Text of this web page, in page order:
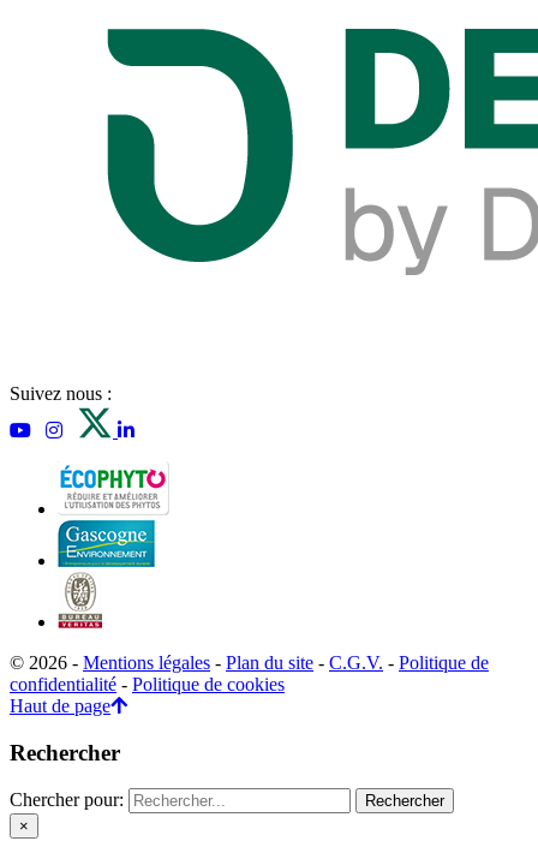
Suivez nous :
© 2026 - Mentions légales - Plan du site - C.G.V. - Politique de
confidentialité - Politique de cookies
Haut de page
Rechercher
Chercher pour:
×